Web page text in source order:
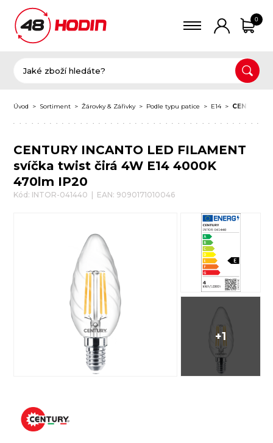
0
Úvod Sortiment Žárovky & Zářivky Podle typu patice E14 CENTURY
CENTURY INCANTO LED FILAMENT
svíčka twist čirá 4W E14 4000K
470lm IP20
Kód: INTOR-041440 | EAN: 9090171010046
+1